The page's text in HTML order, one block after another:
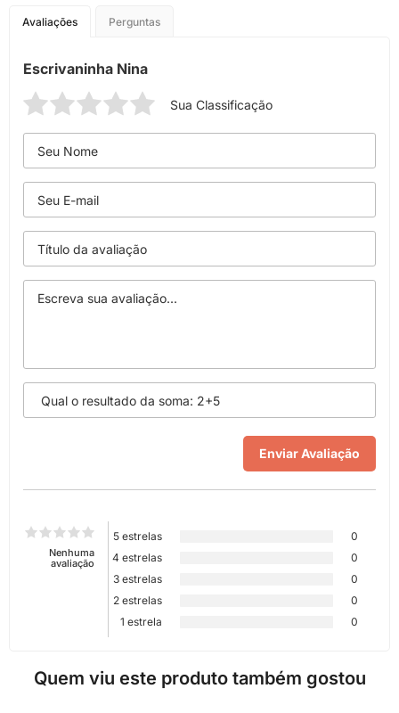
Avaliações Perguntas
Escrivaninha Nina
Sua Classificação
Nenhuma
avaliação
5 estrelas
0
4 estrelas
0
3 estrelas
0
2 estrelas
0
1 estrela
0
Quem viu este produto também gostou